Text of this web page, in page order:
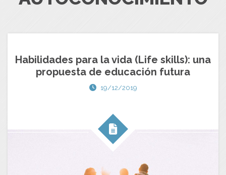
Habilidades para la vida (Life skills): una
propuesta de educación futura
19/12/2019